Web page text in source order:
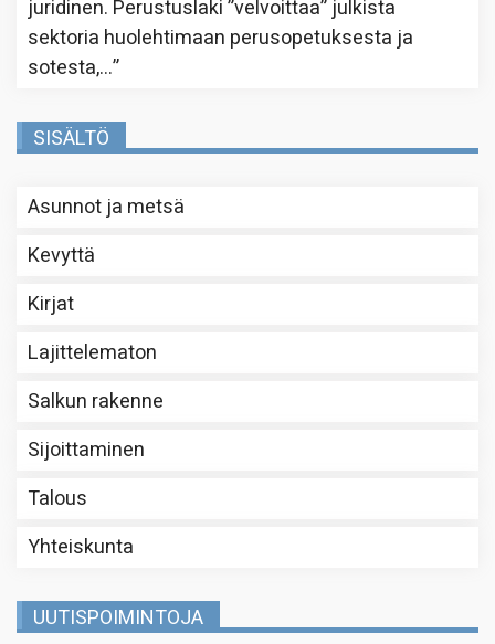
juridinen. Perustuslaki ”velvoittaa” julkista
sektoria huolehtimaan perusopetuksesta ja
sotesta,…”
SISÄLTÖ
Asunnot ja metsä
Kevyttä
Kirjat
Lajittelematon
Salkun rakenne
Sijoittaminen
Talous
Yhteiskunta
UUTISPOIMINTOJA